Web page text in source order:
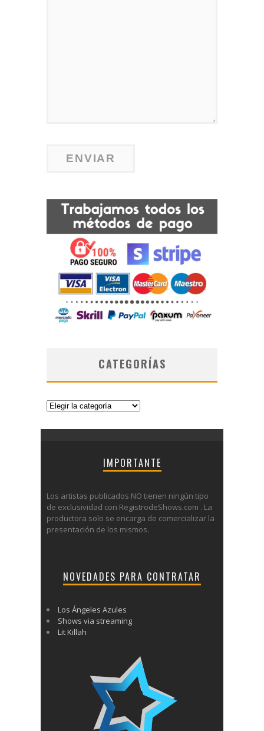
CATEGORÍAS
Categorías
IMPORTANTE
Los artistas publicados NO tienen ningún tipo
de exclusividad con RegistrodeShows.com . La
productora solo se encarga de comercializar la
presentación de los mismos.
NOVEDADES PARA CONTRATAR
Los Ángeles Azules
Shows via streaming
Lit Killah